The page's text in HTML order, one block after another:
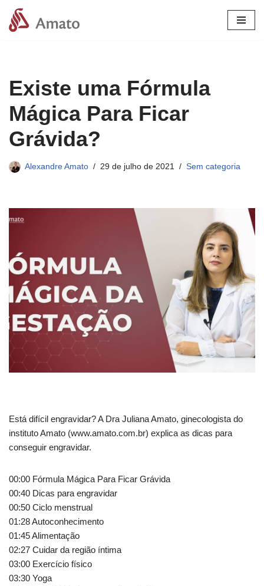
Pular
Existe uma Fórmula
Mágica Para Ficar
Grávida?
Alexandre Amato 29 de julho de 2021 Sem categoria
Está difícil engravidar? A Dra Juliana Amato, ginecologista do
instituto Amato (www.amato.com.br) explica as dicas para
conseguir engravidar.
00:00 Fórmula Mágica Para Ficar Grávida
00:40 Dicas para engravidar
00:50 Ciclo menstrual
01:28 Autoconhecimento
01:45 Alimentação
02:27 Cuidar da região íntima
03:00 Exercício físico
03:30 Yoga